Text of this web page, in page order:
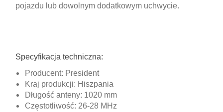
pojazdu lub dowolnym dodatkowym uchwycie.
Specyfikacja techniczna:
Producent: President
Kraj produkcji: Hiszpania
Długość anteny: 1020 mm
Częstotliwość: 26-28 MHz